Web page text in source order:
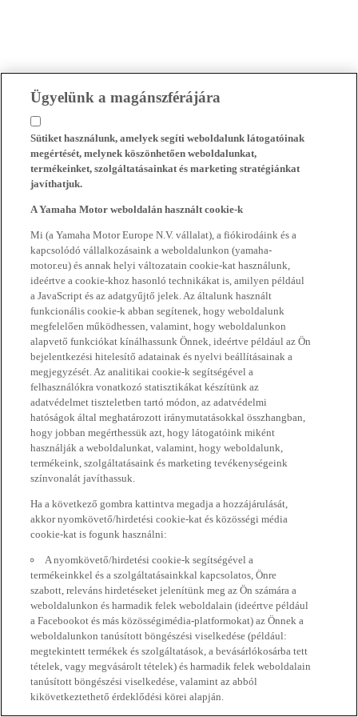
Ügyelünk a magánszférájára
Sütiket használunk, amelyek segíti weboldalunk látogatóinak
megértését, melynek köszönhetően weboldalunkat,
termékeinket, szolgáltatásainkat és marketing stratégiánkat
javíthatjuk.
A Yamaha Motor weboldalán használt cookie-k
Mi (a Yamaha Motor Europe N.V. vállalat), a fiókirodáink és a
kapcsolódó vállalkozásaink a weboldalunkon (yamaha-
motor.eu) és annak helyi változatain cookie-kat használunk,
ideértve a cookie-khoz hasonló technikákat is, amilyen például
a JavaScript és az adatgyűjtő jelek. Az általunk használt
funkcionális cookie-k abban segítenek, hogy weboldalunk
megfelelően működhessen, valamint, hogy weboldalunkon
alapvető funkciókat kínálhassunk Önnek, ideértve például az Ön
bejelentkezési hitelesítő adatainak és nyelvi beállításainak a
megjegyzését. Az analitikai cookie-k segítségével a
felhasználókra vonatkozó statisztikákat készítünk az
adatvédelmet tiszteletben tartó módon, az adatvédelmi
hatóságok által meghatározott iránymutatásokkal összhangban,
hogy jobban megérthessük azt, hogy látogatóink miként
használják a weboldalunkat, valamint, hogy weboldalunk,
termékeink, szolgáltatásaink és marketing tevékenységeink
színvonalát javíthassuk.
Ha a következő gombra kattintva megadja a hozzájárulását,
akkor nyomkövető/hirdetési cookie-kat és közösségi média
cookie-kat is fogunk használni:
A nyomkövető/hirdetési cookie-k segítségével a
termékeinkkel és a szolgáltatásainkkal kapcsolatos, Önre
szabott, releváns hirdetéseket jelenítünk meg az Ön számára a
weboldalunkon és harmadik felek weboldalain (ideértve például
a Facebookot és más közösségimédia-platformokat) az Önnek a
weboldalunkon tanúsított böngészési viselkedése (például:
megtekintett termékek és szolgáltatások, a bevásárlókosárba tett
tételek, vagy megvásárolt tételek) és harmadik felek weboldalain
tanúsított böngészési viselkedése, valamint az abból
kikövetkeztethető érdeklődési körei alapján.